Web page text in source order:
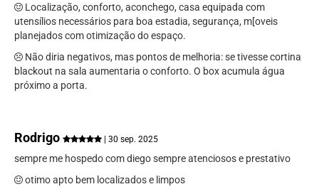
Localização, conforto, aconchego, casa equipada com
utensílios necessários para boa estadia, segurança, m[oveis
planejados com otimização do espaço.
Não diria negativos, mas pontos de melhoria: se tivesse cortina
blackout na sala aumentaria o conforto. O box acumula água
próximo a porta.
Rodrigo | 30 sep. 2025
sempre me hospedo com diego sempre atenciosos e prestativo
otimo apto bem localizados e limpos